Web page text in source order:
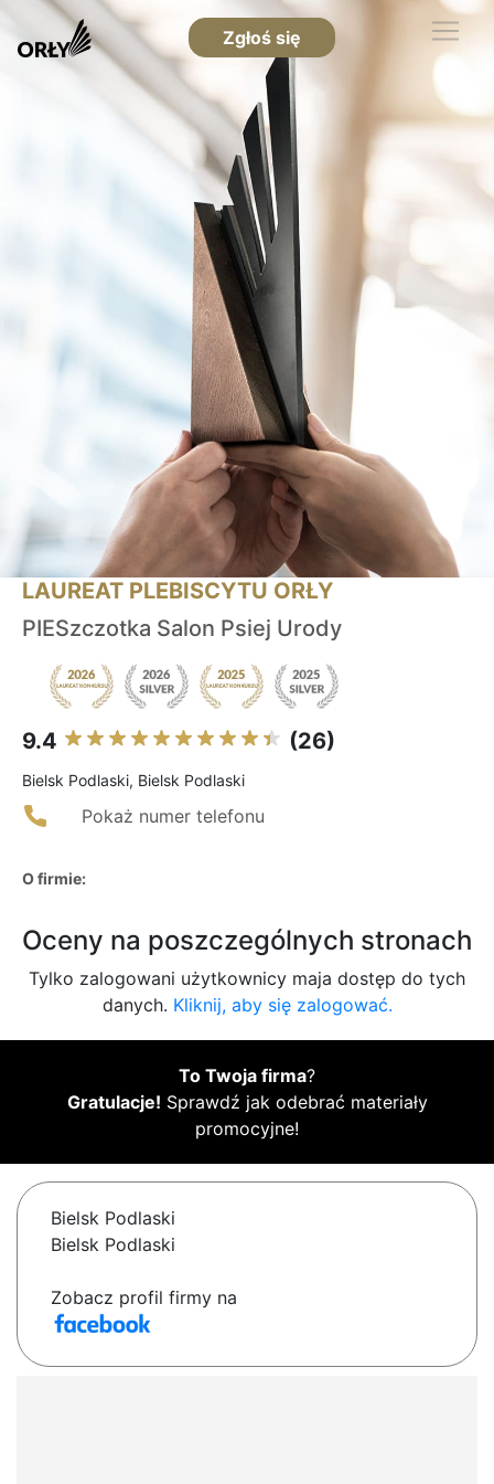
Zgłoś się
LAUREAT PLEBISCYTU ORŁY
PIESzczotka Salon Psiej Urody
9.4 (26)
Bielsk Podlaski, Bielsk Podlaski
Pokaż numer telefonu
O firmie:
Oceny na poszczególnych stronach
Tylko zalogowani użytkownicy maja dostęp do tych
danych. Kliknij, aby się zalogować.
To Twoja firma?
Gratulacje! Sprawdź jak odebrać materiały
promocyjne!
Bielsk Podlaski
Bielsk Podlaski
Zobacz profil firmy na